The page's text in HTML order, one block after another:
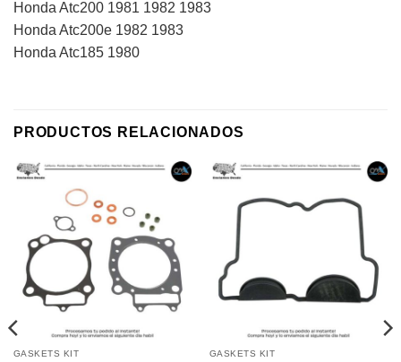
Honda Atc200 1981 1982 1983
Honda Atc200e 1982 1983
Honda Atc185 1980
PRODUCTOS RELACIONADOS
GASKETS KIT GASKETS KIT